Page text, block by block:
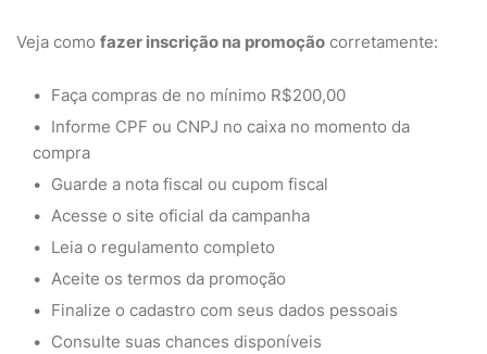
Veja como fazer inscrição na promoção corretamente:
Faça compras de no mínimo R$200,00
Informe CPF ou CNPJ no caixa no momento da
compra
Guarde a nota fiscal ou cupom fiscal
Acesse o site oficial da campanha
Leia o regulamento completo
Aceite os termos da promoção
Finalize o cadastro com seus dados pessoais
Consulte suas chances disponíveis